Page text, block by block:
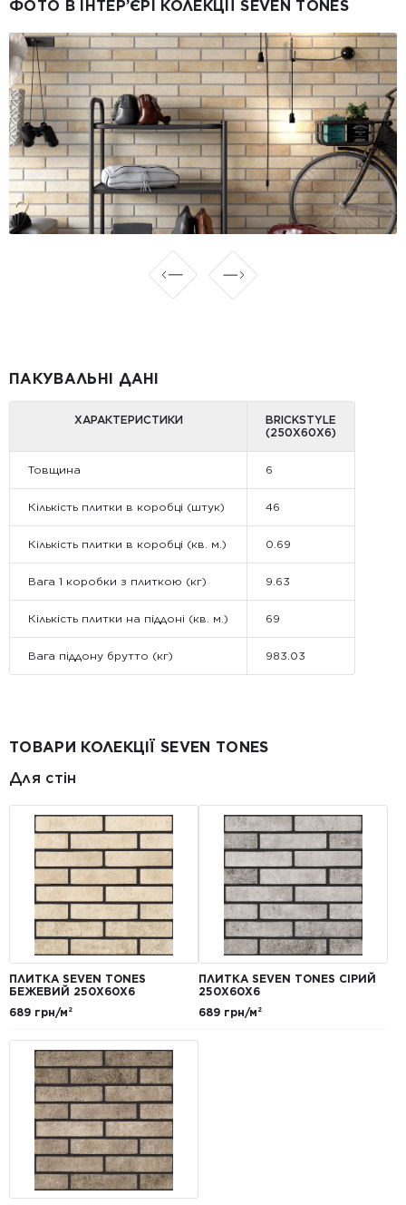
ФОТО В ІНТЕР’ЄРІ КОЛЕКЦІЇ SEVEN TONES
ПАКУВАЛЬНІ ДАНІ
ХАРАКТЕРИСТИКИ
BRICKSTYLE
(250Х60Х6)
Товщина 6
Кількість плитки в коробці (штук) 46
Кількість плитки в коробці (кв. м.) 0.69
Вага 1 коробки з плиткою (кг) 9.63
Кількість плитки на піддоні (кв. м.) 69
Вага піддону брутто (кг) 983.03
ТОВАРИ КОЛЕКЦІЇ SEVEN TONES
Для стін
ПЛИТКА SEVEN TONES
БЕЖЕВИЙ 250Х60Х6
689 грн/м²
ПЛИТКА SEVEN TONES СІРИЙ
250Х60Х6
689 грн/м²